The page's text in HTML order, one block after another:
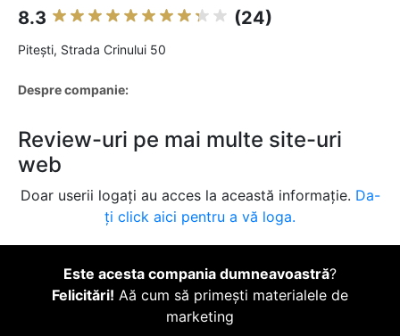
8.3 (24)
Piteşti, Strada Crinului 50
Despre companie:
Review-uri pe mai multe site-uri
web
Doar userii logați au acces la această informație. Da-
ți click aici pentru a vă loga.
Este acesta compania dumneavoastră?
Felicitări! Aă cum să primești materialele de
marketing